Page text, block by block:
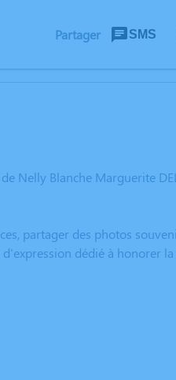
Partager SMS
Nelly Blanche Marguerite
partager des photos
dédié à honorer